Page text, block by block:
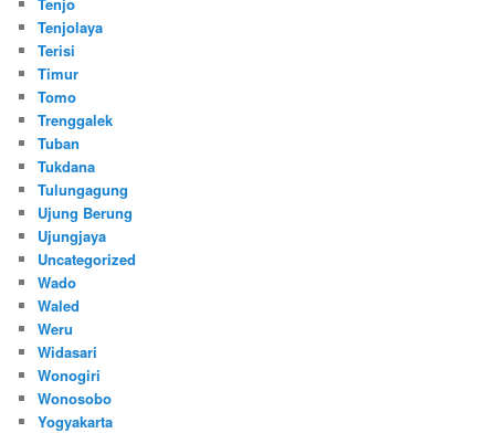
Tenjolaya
Terisi
Timur
Tomo
Trenggalek
Tuban
Tukdana
Tulungagung
Ujung Berung
Ujungjaya
Uncategorized
Wado
Waled
Weru
Widasari
Wonogiri
Wonosobo
Yogyakarta